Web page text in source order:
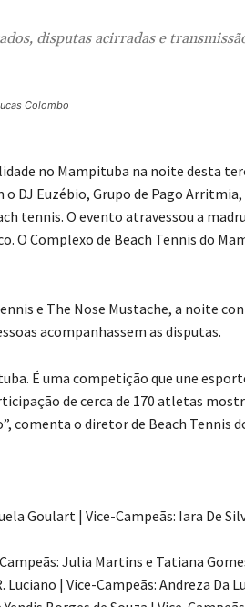
disputas acirradas e
Colombo
no Mampituba na noite desta
DJ Euzébio, Grupo de Pago
tennis. O evento atravessou a
O Complexo de Beach Tennis do
e The Nose Mustache, a noite
acompanhassem as disputas.
É uma competição que une
de cerca de 170 atletas
comenta o diretor de Beach Tennis
Goulart | Vice-Campeãs: Iara De
Julia Martins e Tatiana
| Vice-Campeãs: Andreza Da